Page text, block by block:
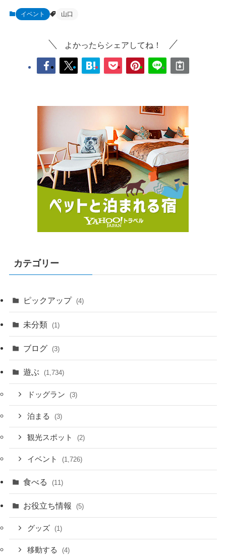
イベント 山口
よかったらシェアしてね！
カテゴリー
ピックアップ (4)
未分類 (1)
ブログ (3)
遊ぶ (1,734)
ドッグラン (3)
泊まる (3)
観光スポット (2)
イベント (1,726)
食べる (11)
お役立ち情報 (5)
グッズ (1)
移動する (4)